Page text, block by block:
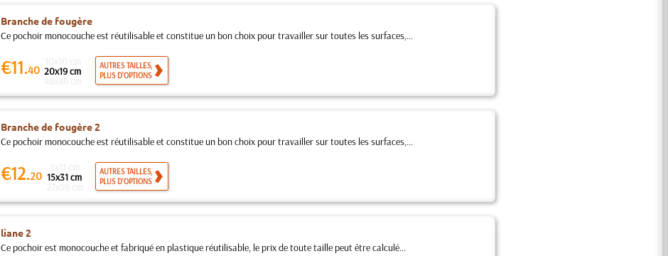
Branche de fougère
Ce pochoir monocouche est réutilisable et constitue un bon choix pour travailler sur toutes les surfaces,...
€11.40 20x19 cm
AUTRES TAILLES,
PLUS D'OPTIONS
Branche de fougère 2
Ce pochoir monocouche est réutilisable et constitue un bon choix pour travailler sur toutes les surfaces,...
€12.20 15x31 cm
AUTRES TAILLES,
PLUS D'OPTIONS
liane 2
Ce pochoir est monocouche et fabriqué en plastique réutilisable, le prix de toute taille peut être calculé...